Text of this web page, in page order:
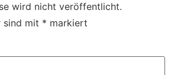
wird nicht veröffentlicht.
sind mit * markiert